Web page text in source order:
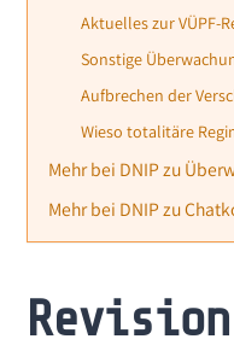
Aktuelles zur VÜPF-
Sonstige
Aufbrechen der
Wieso totalitäre
Mehr bei DNIP zu
Mehr bei DNIP zu